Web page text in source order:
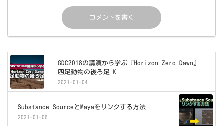
GDC2018の講演から学ぶ『Horizon Zero Dawn』
四足動物の後ろ足IK
2021-01-04
Substance SourceとMayaをリンクする方法
2021-01-06